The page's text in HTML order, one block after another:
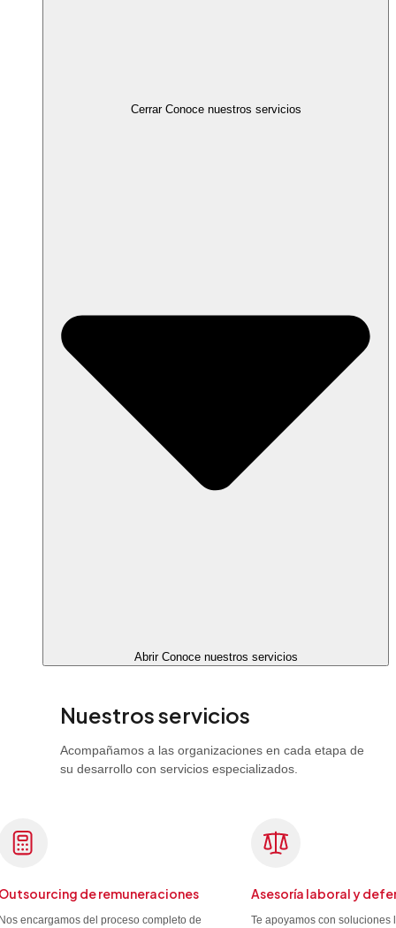
Cerrar Conoce nuestros servicios
Abrir Conoce nuestros servicios
Nuestros servicios
Acompañamos a las organizaciones en cada etapa de
su desarrollo con servicios especializados.
de remuneraciones
encargamos del proceso completo de
Asesoría laboral y
Te apoyamos con soluciones